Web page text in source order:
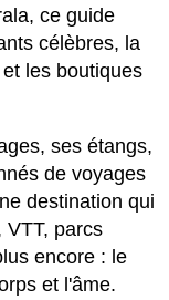
ce guide
célèbres, la
les boutiques
ses étangs,
de voyages
destination qui
VTT, parcs
encore : le
et l'âme.